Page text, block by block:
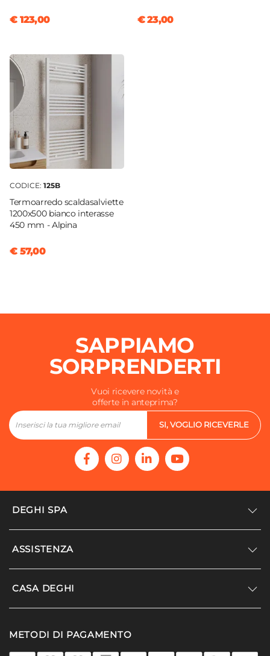
€ 123,00 € 23,00
CODICE: 125B
Termoarredo scaldasalviette
1200x500 bianco interasse
450 mm - Alpina
€ 57,00
SAPPIAMO
SORPRENDERTI
Vuoi ricevere novità e
offerte in anteprima?
SI, VOGLIO RICEVERLE
DEGHI SPA
Accedi/Registrati
Modello organizzativo e codice etico
Promozioni
ASSISTENZA
Supporto
Agevolazioni fiscali
CASA DEGHI
I nostri luoghi
METODI DI PAGAMENTO